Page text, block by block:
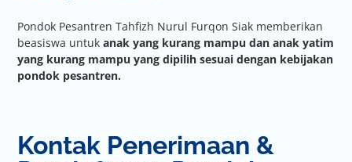
Pondok Pesantren Tahfizh Nurul Furqon Siak memberikan
beasiswa untukanak yang kurang mampu dan anak yatim
yang kurang mampu yang dipilih sesuai dengan kebijakan
pondok pesantren.
Kontak Penerimaan &